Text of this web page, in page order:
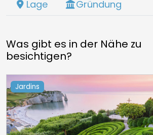
Lage Gründung
Was gibt es in der Nähe zu
besichtigen?
Jardins